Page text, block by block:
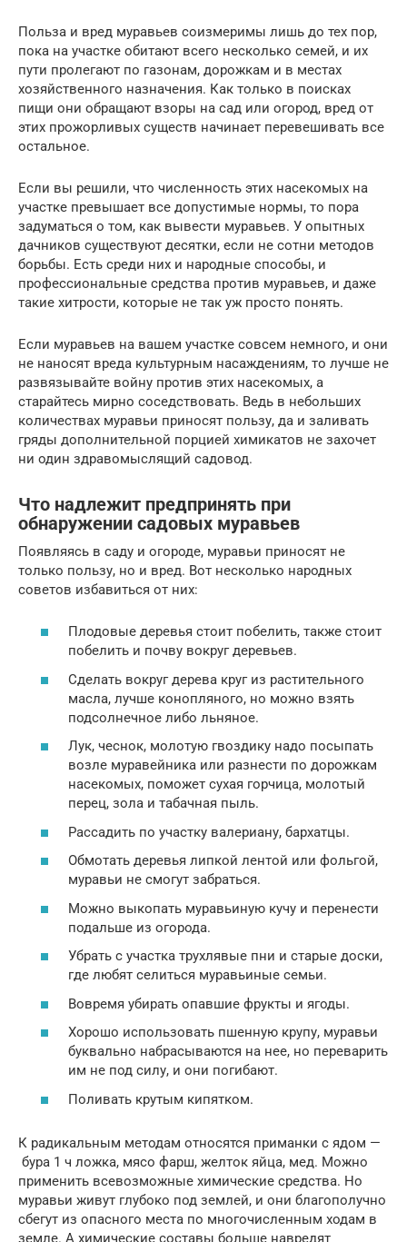
Польза и вред муравьев соизмеримы лишь до тех пор,
пока на участке обитают всего несколько семей, и их
пути пролегают по газонам, дорожкам и в местах
хозяйственного назначения. Как только в поисках
пищи они обращают взоры на сад или огород, вред от
этих прожорливых существ начинает перевешивать все
остальное.
Если вы решили, что численность этих насекомых на
участке превышает все допустимые нормы, то пора
задуматься о том, как вывести муравьев. У опытных
дачников существуют десятки, если не сотни методов
борьбы. Есть среди них и народные способы, и
профессиональные средства против муравьев, и даже
такие хитрости, которые не так уж просто понять.
Если муравьев на вашем участке совсем немного, и они
не наносят вреда культурным насаждениям, то лучше не
развязывайте войну против этих насекомых, а
старайтесь мирно соседствовать. Ведь в небольших
количествах муравьи приносят пользу, да и заливать
гряды дополнительной порцией химикатов не захочет
ни один здравомыслящий садовод.
Что надлежит предпринять при
обнаружении садовых муравьев
Появляясь в саду и огороде, муравьи приносят не
только пользу, но и вред. Вот несколько народных
советов избавиться от них:
Плодовые деревья стоит побелить, также стоит
побелить и почву вокруг деревьев.
Сделать вокруг дерева круг из растительного
масла, лучше конопляного, но можно взять
подсолнечное либо льняное.
Лук, чеснок, молотую гвоздику надо посыпать
возле муравейника или разнести по дорожкам
насекомых, поможет сухая горчица, молотый
перец, зола и табачная пыль.
Рассадить по участку валериану, бархатцы.
Обмотать деревья липкой лентой или фольгой,
муравьи не смогут забраться.
Можно выкопать муравьиную кучу и перенести
подальше из огорода.
Убрать с участка трухлявые пни и старые доски,
где любят селиться муравьиные семьи.
Вовремя убирать опавшие фрукты и ягоды.
Хорошо использовать пшенную крупу, муравьи
буквально набрасываются на нее, но переварить
им не под силу, и они погибают.
Поливать крутым кипятком.
К радикальным методам относятся приманки с ядом —
бура 1 ч ложка, мясо фарш, желток яйца, мед. Можно
применить всевозможные химические средства. Но
муравьи живут глубоко под землей, и они благополучно
сбегут из опасного места по многочисленным ходам в
земле. А химические составы больше навредят